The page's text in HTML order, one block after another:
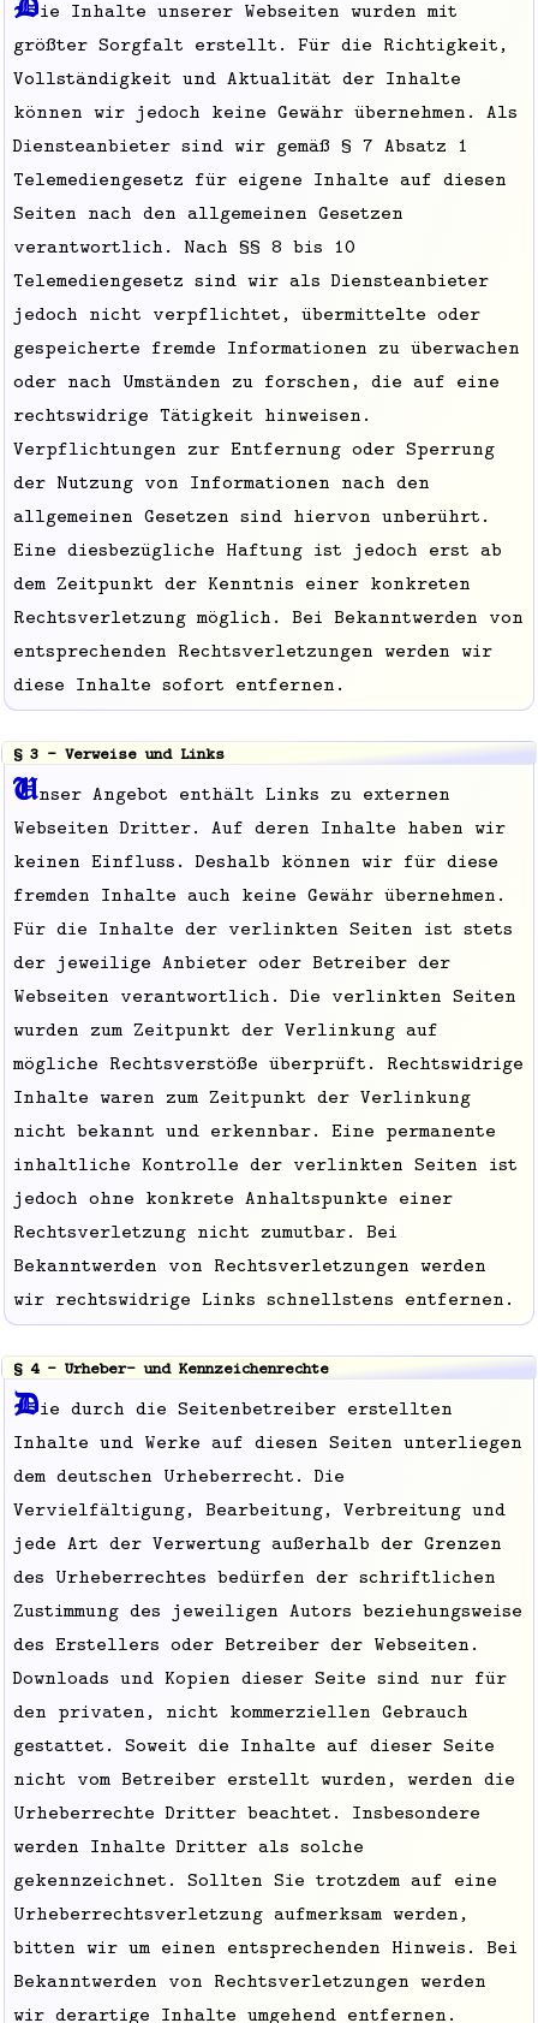
ie Inhalte unserer Webseiten wurden mit
größter Sorgfalt erstellt. Für die Richtigkeit,
Vollständigkeit und Aktualität der Inhalte
können wir jedoch keine Gewähr übernehmen. Als
Diensteanbieter sind wir gemäß § 7 Absatz 1
Telemediengesetz für eigene Inhalte auf diesen
Seiten nach den allgemeinen Gesetzen
verantwortlich. Nach §§ 8 bis 10
Telemediengesetz sind wir als Diensteanbieter
jedoch nicht verpflichtet, übermittelte oder
gespeicherte fremde Informationen zu überwachen
oder nach Umständen zu forschen, die auf eine
rechtswidrige Tätigkeit hinweisen.
Verpflichtungen zur Entfernung oder Sperrung
der Nutzung von Informationen nach den
allgemeinen Gesetzen sind hiervon unberührt.
Eine diesbezügliche Haftung ist jedoch erst ab
dem Zeitpunkt der Kenntnis einer konkreten
Rechtsverletzung möglich. Bei Bekanntwerden von
entsprechenden Rechtsverletzungen werden wir
diese Inhalte sofort entfernen.
§ 3 - Verweise und Links
Unser Angebot enthält Links zu externen
Webseiten Dritter. Auf deren Inhalte haben wir
keinen Einfluss. Deshalb können wir für diese
fremden Inhalte auch keine Gewähr übernehmen.
Für die Inhalte der verlinkten Seiten ist stets
der jeweilige Anbieter oder Betreiber der
Webseiten verantwortlich. Die verlinkten Seiten
wurden zum Zeitpunkt der Verlinkung auf
mögliche Rechtsverstöße überprüft. Rechtswidrige
Inhalte waren zum Zeitpunkt der Verlinkung
nicht bekannt und erkennbar. Eine permanente
inhaltliche Kontrolle der verlinkten Seiten ist
jedoch ohne konkrete Anhaltspunkte einer
Rechtsverletzung nicht zumutbar. Bei
Bekanntwerden von Rechtsverletzungen werden
wir rechtswidrige Links schnellstens entfernen.
§ 4 - Urheber- und Kennzeichenrechte
Die durch die Seitenbetreiber erstellten
Inhalte und Werke auf diesen Seiten unterliegen
dem deutschen Urheberrecht. Die
Vervielfältigung, Bearbeitung, Verbreitung und
jede Art der Verwertung außerhalb der Grenzen
des Urheberrechtes bedürfen der schriftlichen
Zustimmung des jeweiligen Autors beziehungsweise
des Erstellers oder Betreiber der Webseiten.
Downloads und Kopien dieser Seite sind nur für
den privaten, nicht kommerziellen Gebrauch
gestattet. Soweit die Inhalte auf dieser Seite
nicht vom Betreiber erstellt wurden, werden die
Urheberrechte Dritter beachtet. Insbesondere
werden Inhalte Dritter als solche
gekennzeichnet. Sollten Sie trotzdem auf eine
Urheberrechtsverletzung aufmerksam werden,
bitten wir um einen entsprechenden Hinweis. Bei
Bekanntwerden von Rechtsverletzungen werden
wir derartige Inhalte umgehend entfernen.